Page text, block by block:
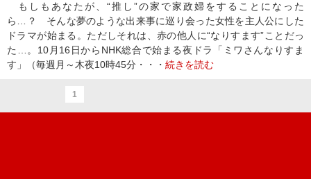
もしもあなたが、“推し”の家で家政婦をすることになった
ら…？ そんな夢のような出来事に巡り会った女性を主人公にした
ドラマが始まる。ただしそれは、赤の他人に“なりすます”ことだっ
た…。10月16日からNHK総合で始まる夜ドラ「ミワさんなりすま
す」（毎週月～木夜10時45分・・・ 続きを読む
1